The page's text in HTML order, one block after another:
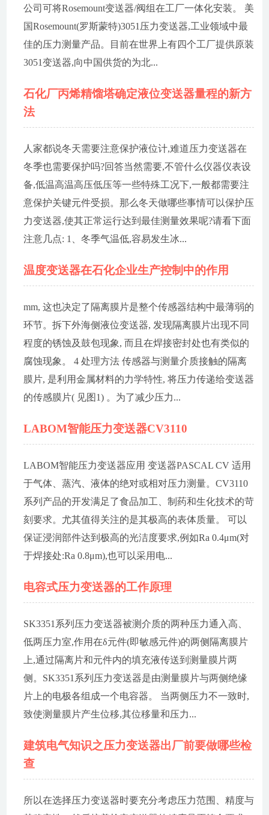
公司可将Rosemount变送器/阀组在工厂一体化安装。 美
国Rosemount(罗斯蒙特)3051压力变送器,工业领域中最
佳的压力测量产品。目前在世界上有四个工厂提供原装
3051变送器,向中国供货的为北...
石化厂丙烯精馏塔确定液位变送器量程的新方
法
人家都说冬天需要注意保护液位计,难道压力变送器在
冬季也需要保护吗?回答当然需要,不管什么仪器仪表设
备,低温高温高压低压等一些特殊工况下,一般都需要注
意保护关键元件受损。那么冬天做哪些事情可以保护压
力变送器,使其正常运行达到最佳测量效果呢?请看下面
注意几点: 1、冬季气温低,容易发生冰...
温度变送器在石化企业生产控制中的作用
mm, 这也决定了隔离膜片是整个传感器结构中最薄弱的
环节。拆下外海侧液位变送器, 发现隔离膜片出现不同
程度的锈蚀及鼓包现象, 而且在焊接密封处也有类似的
腐蚀现象。 4 处理方法 传感器与测量介质接触的隔离
膜片, 是利用金属材料的力学特性, 将压力传递给变送器
的传感膜片( 见图1) 。为了减少压力...
LABOM智能压力变送器CV3110
LABOM智能压力变送器应用 变送器PASCAL CV 适用
于气体、蒸汽、液体的绝对或相对压力测量。CV3110
系列产品的开发满足了食品加工、制药和生化技术的苛
刻要求。尤其值得关注的是其极高的表体质量。 可以
保证浸润部件达到极高的光洁度要求,例如Ra 0.4μm(对
于焊接处:Ra 0.8μm),也可以采用电...
电容式压力变送器的工作原理
SK3351系列压力变送器被测介质的两种压力通入高、
低两压力室,作用在δ元件(即敏感元件)的两侧隔离膜片
上,通过隔离片和元件内的填充液传送到测量膜片两
侧。SK3351系列压力变送器是由测量膜片与两侧绝缘
片上的电极各组成一个电容器。 当两侧压力不一致时,
致使测量膜片产生位移,其位移量和压力...
建筑电气知识之压力变送器出厂前要做哪些检
查
所以在选择压力变送器时要充分考虑压力范围、精度与